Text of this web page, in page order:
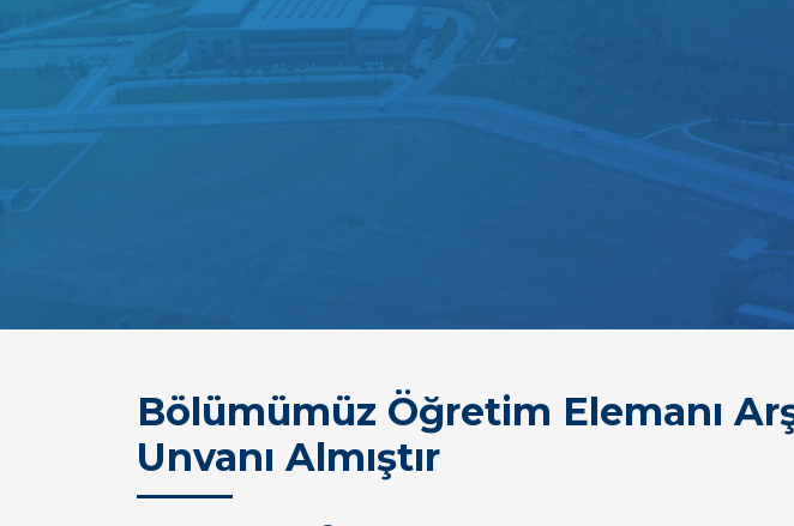
Bölümümüz Öğretim Elemanı
Unvanı Almıştır